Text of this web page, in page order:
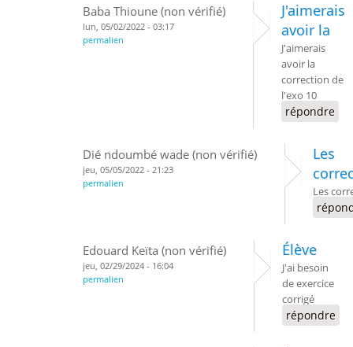
Baba Thioune (non vérifié)
lun, 05/02/2022 - 03:17
permalien
J'aimerais
avoir la
J'aimerais
avoir la
correction de
l'exo 10
répondre
Dié ndoumbé wade (non vérifié)
jeu, 05/05/2022 - 21:23
permalien
Les
Les
Edouard Keïta (non vérifié)
jeu, 02/29/2024 - 16:04
permalien
Élève
J'ai besoin
de exercice
corrigé
répondre